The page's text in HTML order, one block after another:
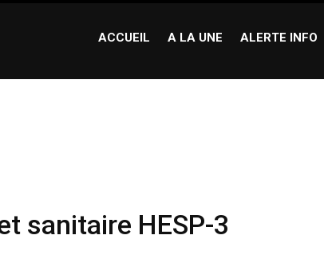
ACCUEIL A LA UNE ALERTE INFO
sanitaire HESP-3